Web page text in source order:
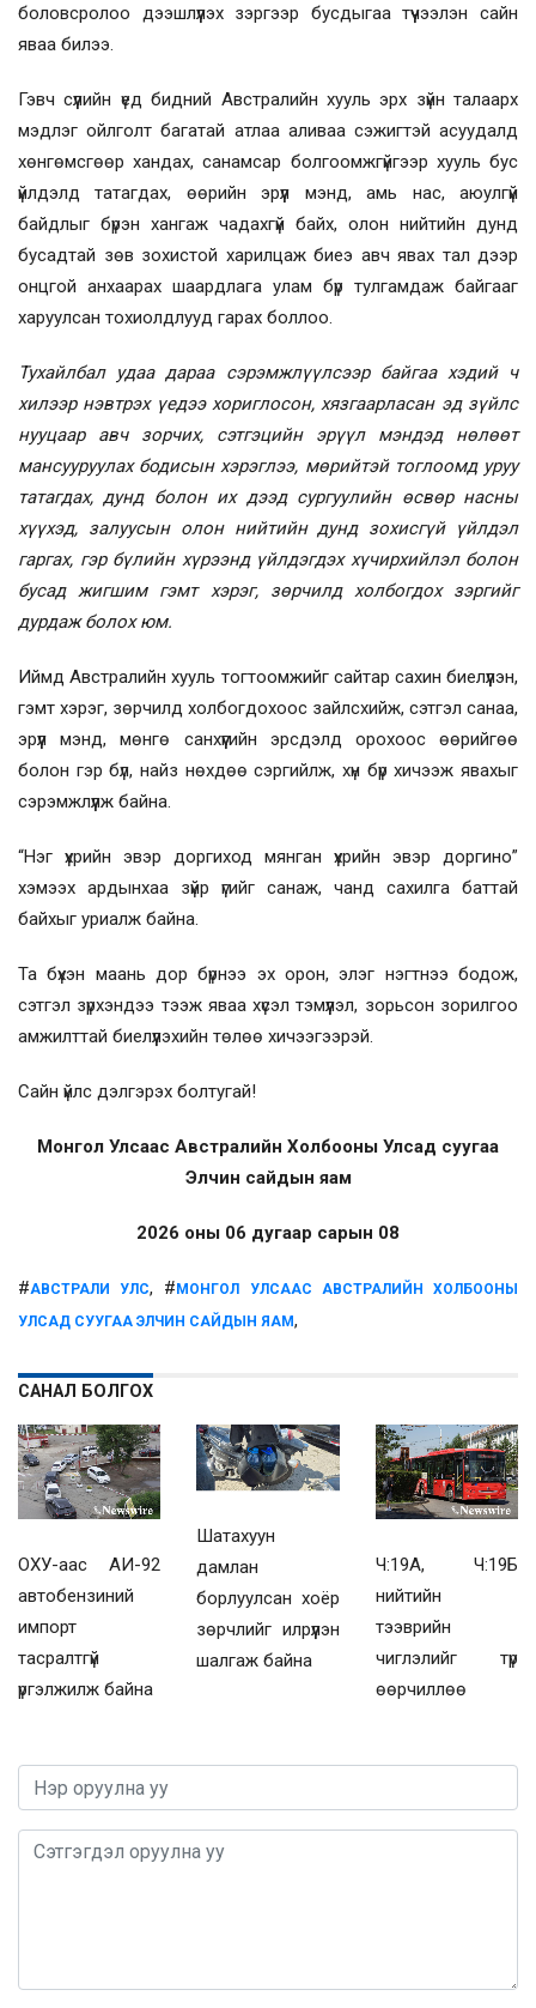
боловсролоо дээшлүүлэх зэргээр бусдыгаа түүчээлэн сайн
яваа билээ.
Гэвч сүүлийн үед бидний Австралийн хууль эрх зүйн талаарх
мэдлэг ойлголт багатай атлаа аливаа сэжигтэй асуудалд
хөнгөмсгөөр хандах, санамсар болгоомжгүйгээр хууль бус
үйлдэлд татагдах, өөрийн эрүүл мэнд, амь нас, аюулгүй
байдлыг бүрэн хангаж чадахгүй байх, олон нийтийн дунд
бусадтай зөв зохистой харилцаж биеэ авч явах тал дээр
онцгой анхаарах шаардлага улам бүр тулгамдаж байгааг
харуулсан тохиолдлууд гарах боллоо.
Тухайлбал удаа дараа сэрэмжлүүлсээр байгаа хэдий ч
хилээр нэвтрэх үедээ хориглосон, хязгаарласан эд зүйлс
нууцаар авч зорчих, сэтгэцийн эрүүл мэндэд нөлөөт
мансууруулах бодисын хэрэглээ, мөрийтэй тоглоомд уруу
татагдах, дунд болон их дээд сургуулийн өсвөр насны
хүүхэд, залуусын олон нийтийн дунд зохисгүй үйлдэл
гаргах, гэр бүлийн хүрээнд үйлдэгдэх хүчирхийлэл болон
бусад жигшим гэмт хэрэг, зөрчилд холбогдох зэргийг
дурдаж болох юм.
Иймд Австралийн хууль тогтоомжийг сайтар сахин биелүүлэн,
гэмт хэрэг, зөрчилд холбогдохоос зайлсхийж, сэтгэл санаа,
эрүүл мэнд, мөнгө санхүүгийн эрсдэлд орохоос өөрийгөө
болон гэр бүл, найз нөхдөө сэргийлж, хүн бүр хичээж явахыг
сэрэмжлүүлж байна.
“Нэг үхрийн эвэр доргиход мянган үхрийн эвэр доргино”
хэмээх ардынхаа зүйр үгийг санаж, чанд сахилга баттай
байхыг уриалж байна.
Та бүхэн маань дор бүрнээ эх орон, элэг нэгтнээ бодож,
сэтгэл зүрхэндээ тээж яваа хүсэл тэмүүлэл, зорьсон зорилгоо
амжилттай биелүүлэхийн төлөө хичээгээрэй.
Сайн үйлс дэлгэрэх болтугай!
Монгол Улсаас Австралийн Холбооны Улсад суугаа
Элчин сайдын яам
2026 оны 06 дугаар сарын 08
#АВСТРАЛИ УЛС, #МОНГОЛ УЛСААС АВСТРАЛИЙН ХОЛБООНЫ
УЛСАД СУУГАА ЭЛЧИН САЙДЫН ЯАМ,
САНАЛ БОЛГОХ
ОХУ-аас АИ-92
автобензиний
импорт
тасралтгүй
үргэлжилж байна
Шатахуун
дамлан
борлуулсан хоёр
зөрчлийг илрүүлэн
шалгаж байна
Ч:19А, Ч:19Б
нийтийн
тээврийн
чиглэлийг түр
өөрчиллөө